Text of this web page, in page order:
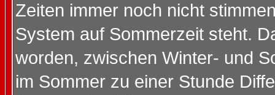
Zeiten immer noch nicht
System auf Sommerzeit steht.
worden, zwischen Winter- und
im Sommer zu einer Stunde